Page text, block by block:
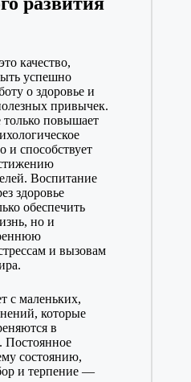
качество,
успешно
о здоровье и
привычек.
повышает
и способствует
Воспитание
здоровье
обеспечить
но и
и вызовам
с маленьких,
которые
в
Постоянное
состоянию,
и терпение —